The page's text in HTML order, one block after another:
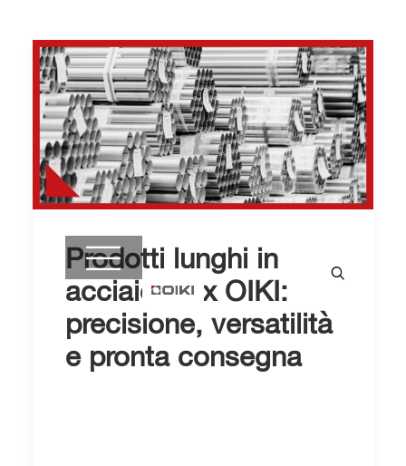
Prodotti lunghi in
acciaio inox OIKI:
precisione, versatilità
e pronta consegna